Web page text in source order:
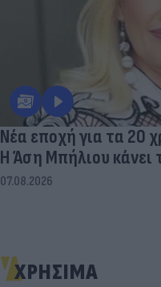
Νέα εποχή για τα 20
Η Άση Μπήλιου κάνει
07.08.2026
ΧΡΗΣΙΜΑ